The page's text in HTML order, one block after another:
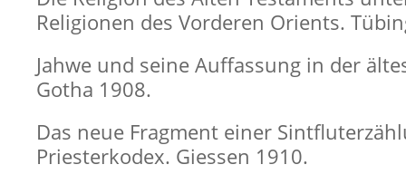
Religionen des Vorderen Orients.
Jahwe und seine Auffassung in der
Gotha 1908.
Das neue Fragment einer
Priesterkodex. Giessen 1910.